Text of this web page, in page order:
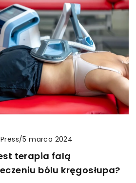
/5 marca 2024
terapia falą
bólu kręgosłupa?